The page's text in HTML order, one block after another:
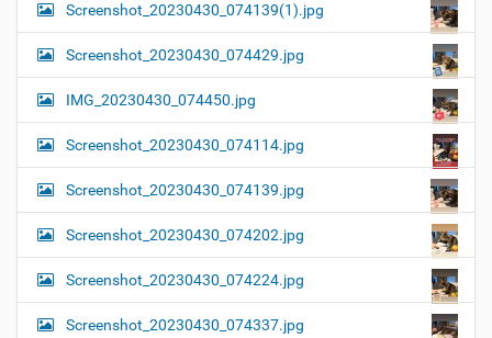
Screenshot_20230430_074139(1).jpg
Screenshot_20230430_074429.jpg
IMG_20230430_074450.jpg
Screenshot_20230430_074114.jpg
Screenshot_20230430_074139.jpg
Screenshot_20230430_074202.jpg
Screenshot_20230430_074224.jpg
Screenshot_20230430_074337.jpg